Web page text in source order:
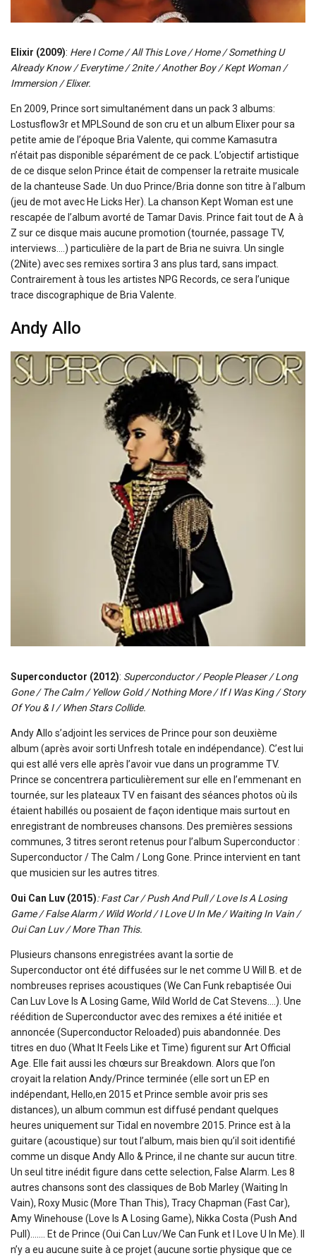
Elixir (2009): Here I Come / All This Love / Home / Something U
Already Know / Everytime / 2nite / Another Boy / Kept Woman /
Immersion / Elixer.
En 2009, Prince sort simultanément dans un pack 3 albums:
Lostusflow3r et MPLSound de son cru et un album Elixer pour sa
petite amie de l’époque Bria Valente, qui comme Kamasutra
n’était pas disponible séparément de ce pack. L’objectif artistique
de ce disque selon Prince était de compenser la retraite musicale
de la chanteuse Sade. Un duo Prince/Bria donne son titre à l’album
(jeu de mot avec He Licks Her). La chanson Kept Woman est une
rescapée de l’album avorté de Tamar Davis. Prince fait tout de A à
Z sur ce disque mais aucune promotion (tournée, passage TV,
interviews….) particulière de la part de Bria ne suivra. Un single
(2Nite) avec ses remixes sortira 3 ans plus tard, sans impact.
Contrairement à tous les artistes NPG Records, ce sera l’unique
trace discographique de Bria Valente.
Andy Allo
Superconductor (2012): Superconductor / People Pleaser / Long
Gone / The Calm / Yellow Gold / Nothing More / If I Was King / Story
Of You & I / When Stars Collide.
Andy Allo s’adjoint les services de Prince pour son deuxième
album (après avoir sorti Unfresh totale en indépendance). C’est lui
qui est allé vers elle après l’avoir vue dans un programme TV.
Prince se concentrera particulièrement sur elle en l’emmenant en
tournée, sur les plateaux TV en faisant des séances photos où ils
étaient habillés ou posaient de façon identique mais surtout en
enregistrant de nombreuses chansons. Des premières sessions
communes, 3 titres seront retenus pour l’album Superconductor :
Superconductor / The Calm / Long Gone. Prince intervient en tant
que musicien sur les autres titres.
Oui Can Luv (2015): Fast Car / Push And Pull / Love Is A Losing
Game / False Alarm / Wild World / I Love U In Me / Waiting In Vain /
Oui Can Luv / More Than This.
Plusieurs chansons enregistrées avant la sortie de
Superconductor ont été diffusées sur le net comme U Will B. et de
nombreuses reprises acoustiques (We Can Funk rebaptisée Oui
Can Luv Love Is A Losing Game, Wild World de Cat Stevens….). Une
réédition de Superconductor avec des remixes a été initiée et
annoncée (Superconductor Reloaded) puis abandonnée. Des
titres en duo (What It Feels Like et Time) figurent sur Art Official
Age. Elle fait aussi les chœurs sur Breakdown. Alors que l’on
croyait la relation Andy/Prince terminée (elle sort un EP en
indépendant, Hello,en 2015 et Prince semble avoir pris ses
distances), un album commun est diffusé pendant quelques
heures uniquement sur Tidal en novembre 2015. Prince est à la
guitare (acoustique) sur tout l’album, mais bien qu’il soit identifié
comme un disque Andy Allo & Prince, il ne chante sur aucun titre.
Un seul titre inédit figure dans cette selection, False Alarm. Les 8
autres chansons sont des classiques de Bob Marley (Waiting In
Vain), Roxy Music (More Than This), Tracy Chapman (Fast Car),
Amy Winehouse (Love Is A Losing Game), Nikka Costa (Push And
Pull)……. Et de Prince (Oui Can Luv/We Can Funk et I Love U In Me). Il
n’y a eu aucune suite à ce projet (aucune sortie physique que ce